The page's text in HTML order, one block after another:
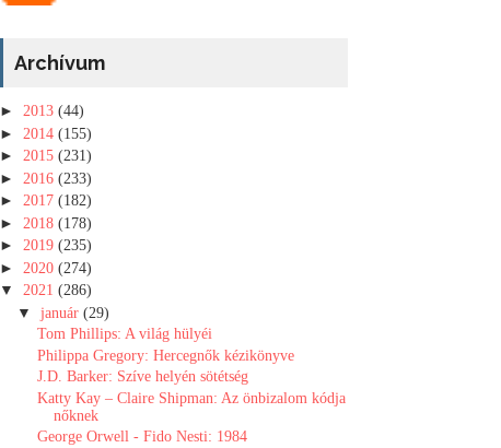
Archívum
► 2013 (44)
► 2014 (155)
► 2015 (231)
► 2016 (233)
► 2017 (182)
► 2018 (178)
► 2019 (235)
► 2020 (274)
▼ 2021 (286)
▼ január(29)
Tom Phillips: A világ hülyéi
Philippa Gregory: Hercegnők ​kézikönyve
J.D. Barker: Szíve helyén sötétség
Katty Kay – Claire Shipman: Az önbizalom kódja
nőknek
George Orwell - Fido Nesti: 1984